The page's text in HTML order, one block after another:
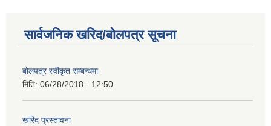
सार्वजनिक खरिद/बोलपत्र सूचना
बोलपत्र स्वीकृत सम्बन्धमा
मिति: 06/28/2018 - 12:50
खरिद प्रस्तावना